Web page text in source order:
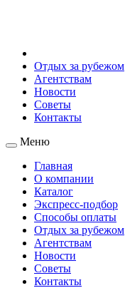
Отдых за рубежом
Агентствам
Новости
Советы
Контакты
Меню
Главная
О компании
Каталог
Экспресс-подбор
Способы оплаты
Отдых за рубежом
Агентствам
Новости
Советы
Контакты